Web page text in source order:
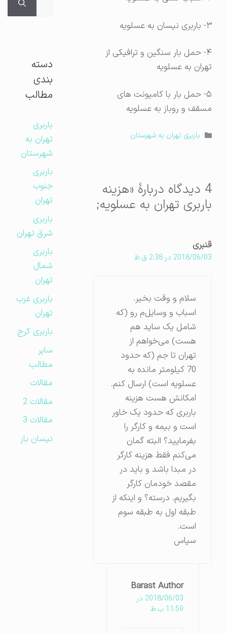
۴- حمل بار سنگین و ترافیکی از
تهران به عسلویه
۵- حمل بار با کامیونت های
مسقف و روباز به عسلویه
دسته‌ها
باربری تهران به شهرستان
4 دیدگاه دربارهٔ «هزینه
باربری تهران به عسلویه;
قنبری
2018/06/03 در 2:38 ق.ظ
سلام و وقت بخیر.
اسباب و وسایل‌م رو (که
شامل یک ساید هم
هست) می‌خواهم از
تهران تا جم (که حدود
70 کیلومتر مانده به
عسلویه است) ارسال کنم.
امکانش هست هزینه
باربری که حدود یک خاور
است و بیمه و کارگر را
بفرمایید؟ البته گمان
می‌کنم فقط هزینه کارگر
در مبدا باشد و باید در
مقصد خودمان کارگر
بگیریم. درسته؟ و اینکه از
طبقه اول به طبقه سوم
است.
سپاس
Barast Author
2018/06/03 در
11:59 ب.ظ
دسته
بندی
مطالب
باربری
تهران به
شهرستان
باربری
جنوب
تهران
باربری
شرق تهران
باربری
شمال
تهران
باربری غرب
تهران
باربری کرج
مطالب
مقالات
مقالات 2
مقالات 3
نیسان بار